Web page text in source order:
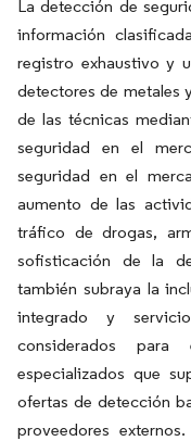
La detección de
información
registro exhaustivo y
detectores de metales
de las técnicas
seguridad en el
seguridad en el
aumento de las
tráfico de drogas,
sofisticación de la
también subraya la
integrado y
considerados para
especializados que
ofertas de detección
proveedores